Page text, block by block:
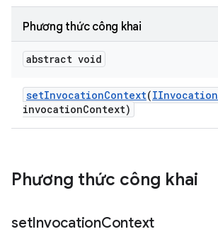
Phương thức công khai
abstract void
setInvocationContext(IInvocation
invocationContext)
Phương thức công khai
setInvocationContext